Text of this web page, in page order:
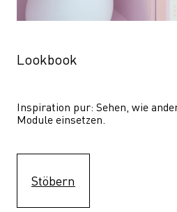
Lookbook
Inspiration pur: Sehen, wie
Module einsetzen.
Stöbern